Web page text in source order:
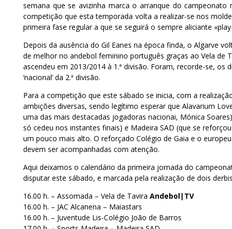
semana que se avizinha marca o arranque do campeonato
competição que esta temporada volta a realizar-se nos
primeira fase regular a que se seguirá o sempre aliciante
Depois da ausência do Gil Eanes na época finda, o Algarve
de melhor no andebol feminino português graças ao Vela de
ascendeu em 2013/2014 à 1.ª divisão. Foram, recorde-se, os
‘nacional’ da 2.ª divisão.
Para a competição que este sábado se inicia, com a
ambições diversas, sendo legítimo esperar que Alavarium
uma das mais destacadas jogadoras nacionai, Mónica
só cedeu nos instantes finais) e Madeira SAD (que se
um pouco mais alto. O reforçado Colégio de Gaia e o
devem ser acompanhadas com atenção.
Aqui deixamos o calendário da primeira jornada do
disputar este sábado, e marcada pela realização de dois
16.00 h. – Assomada – Vela de TaviraAndebol|TV
16.00 h. – JAC Alcanena – Maiastars
16.00 h. – Juventude Lis-Colégio João de Barros